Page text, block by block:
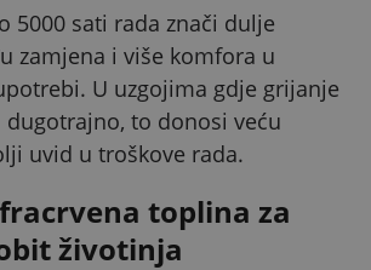
5000 sati rada znači dulje
zamjena i više komfora u
U uzgojima gdje grijanje
to donosi veću
uvid u troškove rada.
toplina za
životinja